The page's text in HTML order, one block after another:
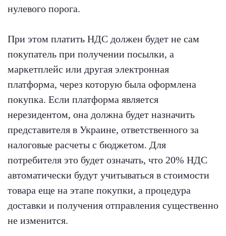
нулевого порога.
При этом платить НДС должен будет не сам
покупатель при получении посылки, а
маркетплейс или другая электронная
платформа, через которую была оформлена
покупка. Если платформа является
нерезидентом, она должна будет назначить
представителя в Украине, ответственного за
налоговые расчеты с бюджетом. Для
потребителя это будет означать, что 20% НДС
автоматически будут учитываться в стоимости
товара еще на этапе покупки, а процедура
доставки и получения отправления существенно
не изменится.